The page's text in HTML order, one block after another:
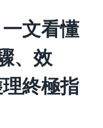
文看懂
、效
終極指